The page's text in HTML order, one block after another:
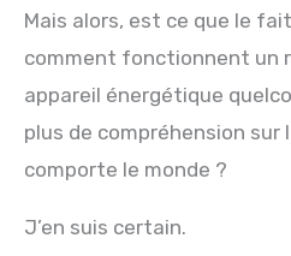
Mais alors, est ce que le
comment fonctionnent un
appareil énergétique
plus de compréhension sur
comporte le monde ?
J’en suis certain.